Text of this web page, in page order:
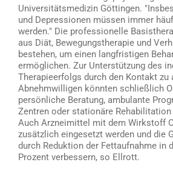
Universitätsmedizin Göttingen.
und Depressionen müssen immer
werden." Die professionelle
aus Diät, Bewegungstherapie und
bestehen, um einen langfristigen
ermöglichen. Zur Unterstützung des
Therapieerfolgs durch den Kontakt zu
Abnehmwilligen könnten schließlich
persönliche Beratung, ambulante
Zentren oder stationäre
Auch Arzneimittel mit dem Wirkstoff
zusätzlich eingesetzt werden und die
durch Reduktion der Fettaufnahme in
Prozent verbessern, so Ellrott.